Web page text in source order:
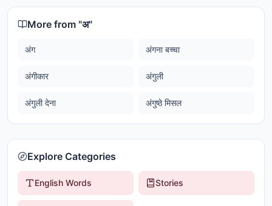
More from "अ"
अंग अंगना बच्चा
अंगीकार अंगुली
अंगुली देना अंगुष्ठे मिसल
Explore Categories
English Words Stories